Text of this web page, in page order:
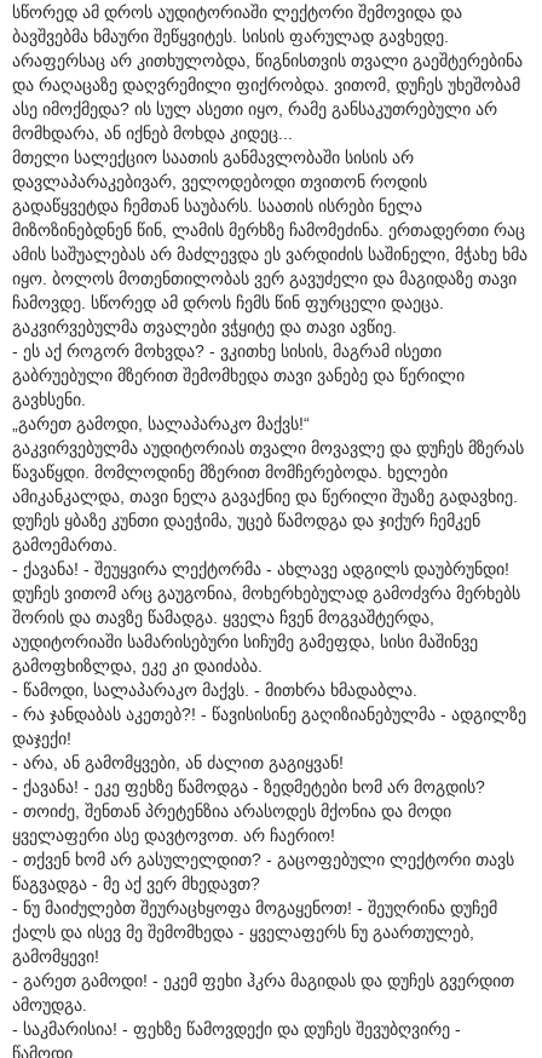
სწორედ ამ დროს აუდიტორიაში ლექტორი შემოვიდა და
ბავშვებმა ხმაური შეწყვიტეს. სისის ფარულად გავხედე.
არაფერსაც არ კითხულობდა, წიგნისთვის თვალი გაეშტერებინა
და რაღაცაზე დაღვრემილი ფიქრობდა. ვითომ, დუჩეს უხეშობამ
ასე იმოქმედა? ის სულ ასეთი იყო, რამე განსაკუთრებული არ
მომხდარა, ან იქნებ მოხდა კიდეც...
მთელი სალექციო საათის განმავლობაში სისის არ
დავლაპარაკებივარ, ველოდებოდი თვითონ როდის
გადაწყვეტდა ჩემთან საუბარს. საათის ისრები ნელა
მიზოზინებდნენ წინ, ლამის მერხზე ჩამომეძინა. ერთადერთი რაც
ამის საშუალებას არ მაძლევდა ეს ვარდიძის საშინელი, მჭახე ხმა
იყო. ბოლოს მოთენთილობას ვერ გავუძელი და მაგიდაზე თავი
ჩამოვდე. სწორედ ამ დროს ჩემს წინ ფურცელი დაეცა.
გაკვირვებულმა თვალები ვჭყიტე და თავი ავწიე.
- ეს აქ როგორ მოხვდა? - ვკითხე სისის, მაგრამ ისეთი
გაბრუებული მზერით შემომხედა თავი ვანებე და წერილი
გავხსენი.
„გარეთ გამოდი, სალაპარაკო მაქვს!“
გაკვირვებულმა აუდიტორიას თვალი მოვავლე და დუჩეს მზერას
წავაწყდი. მომლოდინე მზერით მომჩერებოდა. ხელები
ამიკანკალდა, თავი ნელა გავაქნიე და წერილი შუაზე გადავხიე.
დუჩეს ყბაზე კუნთი დაეჭიმა, უცებ წამოდგა და ჯიქურ ჩემკენ
გამოემართა.
- ქავანა! - შეუყვირა ლექტორმა - ახლავე ადგილს დაუბრუნდი!
დუჩეს ვითომ არც გაუგონია, მოხერხებულად გამოძვრა მერხებს
შორის და თავზე წამადგა. ყველა ჩვენ მოგვაშტერდა,
აუდიტორიაში სამარისებური სიჩუმე გამეფდა, სისი მაშინვე
გამოფხიზლდა, ეკე კი დაიძაბა.
- წამოდი, სალაპარაკო მაქვს. - მითხრა ხმადაბლა.
- რა ჯანდაბას აკეთებ?! - წავისისინე გაღიზიანებულმა - ადგილზე
დაჯექი!
- არა, ან გამომყვები, ან ძალით გაგიყვან!
- ქავანა! - ეკე ფეხზე წამოდგა - ზედმეტები ხომ არ მოგდის?
- თოიძე, შენთან პრეტენზია არასოდეს მქონია და მოდი
ყველაფერი ასე დავტოვოთ. არ ჩაერიო!
- თქვენ ხომ არ გასულელდით? - გაცოფებული ლექტორი თავს
წაგვადგა - მე აქ ვერ მხედავთ?
- ნუ მაიძულებთ შეურაცხყოფა მოგაყენოთ! - შეუღრინა დუჩემ
ქალს და ისევ მე შემომხედა - ყველაფერს ნუ გაართულებ,
გამომყევი!
- გარეთ გამოდი! - ეკემ ფეხი ჰკრა მაგიდას და დუჩეს გვერდით
ამოუდგა.
- საკმარისია! - ფეხზე წამოვდექი და დუჩეს შევუბღვირე -
წამოდი.